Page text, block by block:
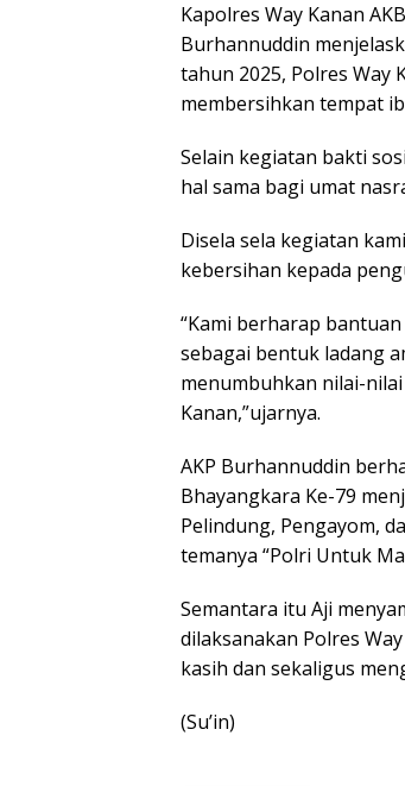
Kapolres Way Kanan
Burhannuddin
tahun 2025, Polres Way
membersihkan tempat
Selain kegiatan bakti
hal sama bagi umat
Disela sela kegiatan
kebersihan kepada
“Kami berharap
sebagai bentuk ladang
menumbuhkan nilai-
Kanan,”ujarnya.
AKP Burhannuddin
Bhayangkara Ke-79
Pelindung, Pengayom,
temanya “Polri Untuk
Semantara itu Aji
dilaksanakan Polres
kasih dan sekaligus
(Su’in)